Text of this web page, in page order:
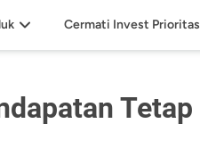
Cermati Invest Prioritas
Tetap